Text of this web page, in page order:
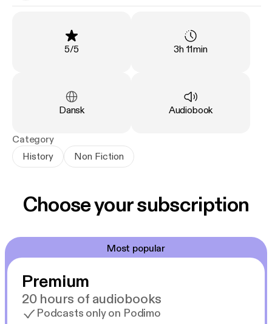
en helikopter. Fem af de islandske sømænd bliver
reddet efter en dristig og livsfarlig undsætning på
Ottar Sveinssons og Carsten Berthelsens
dokumentarroman krydsklipper
redningsaktion. Men der er
flere ubesvarede spørgsmål i denne historie:
- Der var to ubåde i farvandet, da »Sudurland«
forliste. Hvad lavede de der?
ubådene?
Rating
5/5 Duration
3h 11min
Language
Dansk Type:
Audiobook
Category
History
Non Fiction
Choose your subscription
Most popular
Premium
20 hours of audiobooks
Podcasts only on Podimo